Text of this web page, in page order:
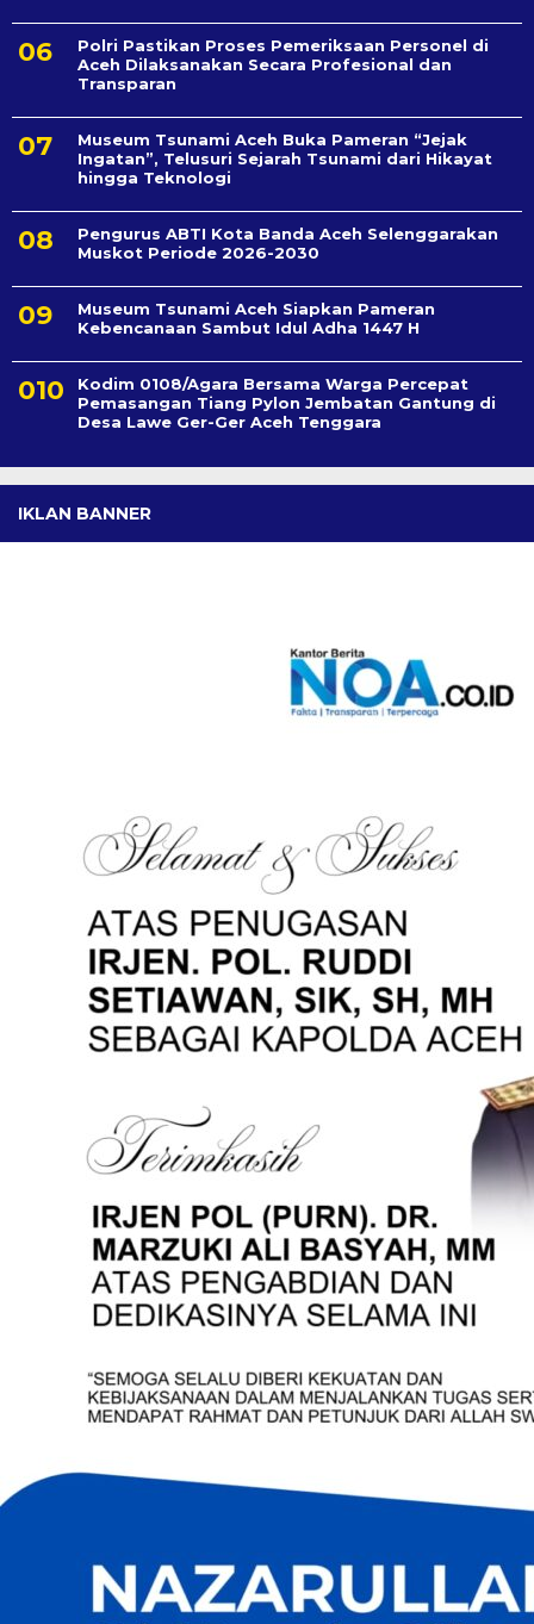
Polri Pastikan Proses Pemeriksaan Personel di
Aceh Dilaksanakan Secara Profesional dan
Transparan
Museum Tsunami Aceh Buka Pameran “Jejak
Ingatan”, Telusuri Sejarah Tsunami dari Hikayat
hingga Teknologi
Pengurus ABTI Kota Banda Aceh Selenggarakan
Muskot Periode 2026-2030
Museum Tsunami Aceh Siapkan Pameran
Kebencanaan Sambut Idul Adha 1447 H
Kodim 0108/Agara Bersama Warga Percepat
Pemasangan Tiang Pylon Jembatan Gantung di
Desa Lawe Ger-Ger Aceh Tenggara
IKLAN BANNER